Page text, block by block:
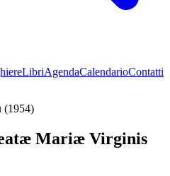
LibriAgendaCalendarioContatti
(1954)
Mariæ Virginis